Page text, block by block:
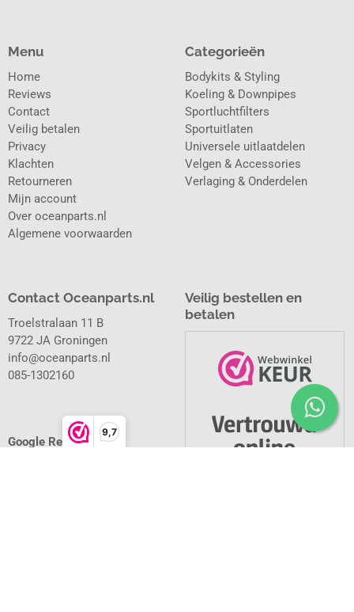
9,7
Categorieën
Bodykits & Styling
Koeling & Downpipes
Sportluchtfilters
Sportuitlaten
Universele uitlaatdelen
Velgen & Accessories
Verlaging & Onderdelen
Menu
Home
Reviews
Contact
Veilig betalen
Privacy
Klachten
Retourneren
Mijn account
Over oceanparts.nl
Algemene voorwaarden
Contact Oceanparts.nl
Troelstralaan 11 B
9722 JA Groningen
info@oceanparts.nl
085-1302160
Google Reviews
Veilig bestellen en
betalen